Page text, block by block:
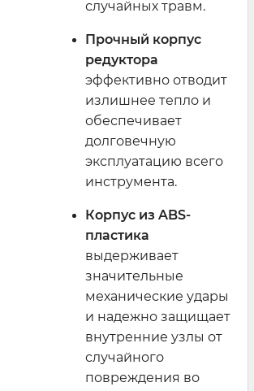
случайных травм.
Прочный корпус
редуктора
эффективно отводит
излишнее тепло и
обеспечивает
долговечную
эксплуатацию всего
инструмента.
Корпус из ABS-
пластика
выдерживает
значительные
механические удары
и надежно защищает
внутренние узлы от
случайного
повреждения во